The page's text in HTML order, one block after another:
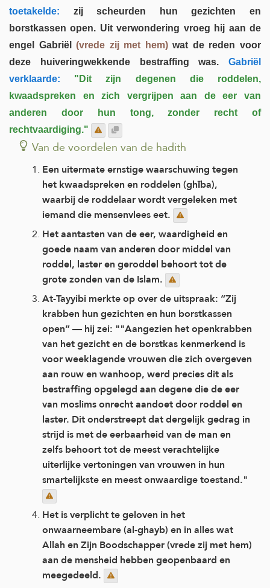
toetakelde: zij scheurden hun gezichten en
borstkassen open. Uit verwondering vroeg hij aan de
engel Gabriël(vrede zij met hem)wat de reden voor
deze huiveringwekkende bestraffing was. Gabriël
verklaarde:
"Dit zijn degenen die roddelen,
kwaadspreken en zich vergrijpen aan de eer van
anderen door hun tong, zonder recht of
rechtvaardiging."
Van de voordelen van de hadith
Een uitermate ernstige waarschuwing tegen
het kwaadspreken en roddelen (ghība),
waarbij de roddelaar wordt vergeleken met
iemand die mensenvlees eet.
Het aantasten van de eer, waardigheid en
goede naam van anderen door middel van
roddel, laster en geroddel behoort tot de
grote zonden van de Islam.
At-Tayyibi merkte op over de uitspraak: “Zij
krabben hun gezichten en hun borstkassen
open” — hij zei: ""Aangezien het openkrabben
van het gezicht en de borstkas kenmerkend is
voor weeklagende vrouwen die zich overgeven
aan rouw en wanhoop, werd precies dit als
bestraffing opgelegd aan degene die de eer
van moslims onrecht aandoet door roddel en
laster. Dit onderstreept dat dergelijk gedrag in
strijd is met de eerbaarheid van de man en
zelfs behoort tot de meest verachtelijke
uiterlijke vertoningen van vrouwen in hun
smartelijkste en meest onwaardige toestand."
Het is verplicht te geloven in het
onwaarneembare (al-ghayb) en in alles wat
Allah en Zijn Boodschapper (vrede zij met hem)
aan de mensheid hebben geopenbaard en
meegedeeld.